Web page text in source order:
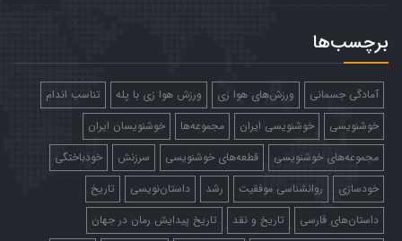
برچسب‌ها
آمادگی جسمانی ورزش‌های هوا زی ورزش هوا زی با پله
تناسب اندام
خوشنویسی
خوشنویسی ایران مجموعه‌ها
خوشنویسان ایران
مجموعه‌های خوشنویسی
قطعه‌های خوشنویسی سرزنش
خودباختگی
خودسازی
روانشناسی موفقیت رشد داستان‌نویسی
تاریخ
داستان‌های فارسی
تاریخ و نقد
تاریخ پیدایش رمان در جهان